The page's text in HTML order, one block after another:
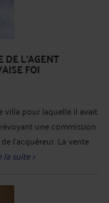
DE L'AGENT
FOI
villa pour laquelle il avait
une commission
l’acquéreur. La vente
la suite >